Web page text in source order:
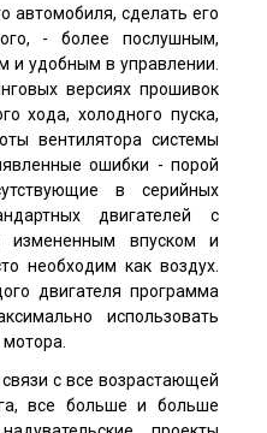
автомобиля, сделать его
- более послушным,
и удобным в управлении.
версиях прошивок
хода, холодного пуска,
вентилятора системы
ошибки - порой
в серийных
двигателей с
измененным впуском и
необходим как воздух.
двигателя программа
использовать
с все возрастающей
все больше и больше